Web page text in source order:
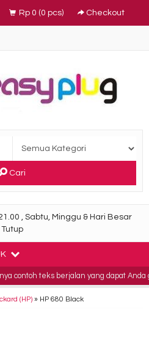
Rp 0 (0 pcs) Checkout
Cari
, Sabtu, Minggu & Hari Besar
Tutup
contoh teks berjalan yang dapat Anda
(HP) » HP 680 Black